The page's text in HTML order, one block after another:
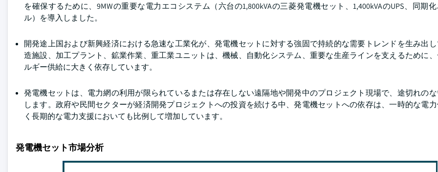
を確保するために、9MWの重要な電力エコシステム（六台の1,800kVAの三菱発電機セット、1,400kVAのUPS、同期
ル）を導入しました。
開発途上国および新興経済における急速な工業化が、発電機セットに対する強固で持続的な需要トレンドを生み出
造施設、加工プラント、鉱業作業、重工業ユニットは、機械、自動化システム、重要な生産ラインを支えるために
ルギー供給に大きく依存しています。
発電機セットは、電力網の利用が限られているまたは存在しない遠隔地や開発中のプロジェクト現場で、途切れの
します。政府や民間セクターが経済開発プロジェクトへの投資を続ける中、発電機セットへの依存は、一時的な電
く長期的な電力支援においても比例して増加しています。
発電機セット市場分析